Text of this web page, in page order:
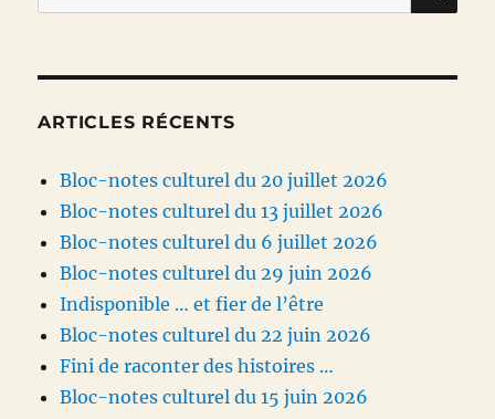
pour :
ARTICLES RÉCENTS
Bloc-notes culturel du 20 juillet 2026
Bloc-notes culturel du 13 juillet 2026
Bloc-notes culturel du 6 juillet 2026
Bloc-notes culturel du 29 juin 2026
Indisponible … et fier de l’être
Bloc-notes culturel du 22 juin 2026
Fini de raconter des histoires …
Bloc-notes culturel du 15 juin 2026